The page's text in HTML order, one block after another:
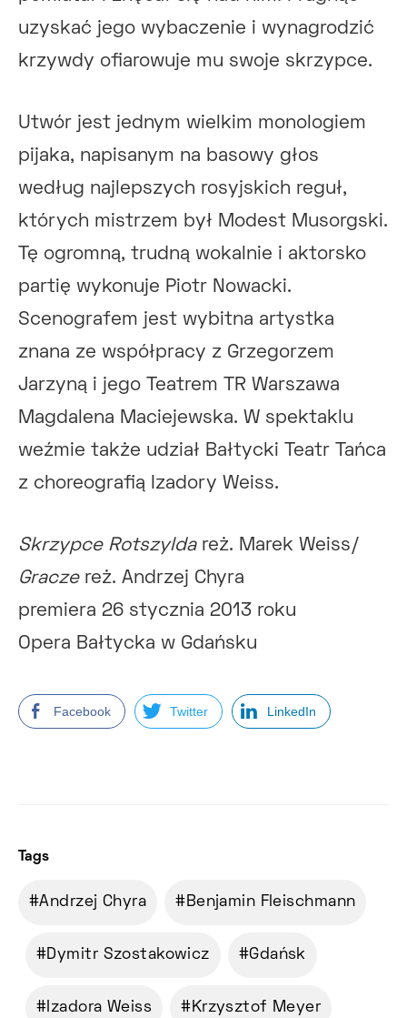
uzyskać jego wybaczenie i wynagrodzić
krzywdy ofiarowuje mu swoje skrzypce.
Utwór jest jednym wielkim monologiem
pijaka, napisanym na basowy głos
według najlepszych rosyjskich reguł,
których mistrzem był Modest Musorgski.
Tę ogromną, trudną wokalnie i aktorsko
partię wykonuje Piotr Nowacki.
Scenografem jest wybitna artystka
znana ze współpracy z Grzegorzem
Jarzyną i jego Teatrem TR Warszawa
Magdalena Maciejewska. W spektaklu
weźmie także udział Bałtycki Teatr Tańca
z choreografią Izadory Weiss.
Skrzypce Rotszylda reż. Marek Weiss/
Graczereż. Andrzej Chyra
premiera 26 stycznia 2013 roku
Opera Bałtycka w Gdańsku
Facebook Twitter LinkedIn
Tags
Andrzej Chyra Benjamin Fleischmann
Dymitr Szostakowicz Gdańsk
Izadora Weiss Krzysztof Meyer